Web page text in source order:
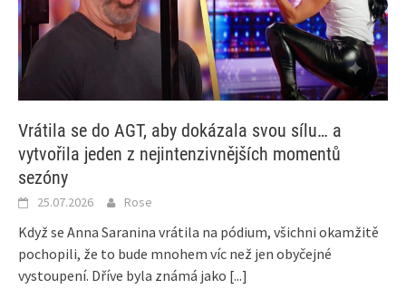
Vrátila se do AGT, aby dokázala svou sílu… a
vytvořila jeden z nejintenzivnějších momentů
sezóny
25.07.2026 Rose
Když se Anna Saranina vrátila na pódium, všichni okamžitě
pochopili, že to bude mnohem víc než jen obyčejné
vystoupení. Dříve byla známá jako [...]